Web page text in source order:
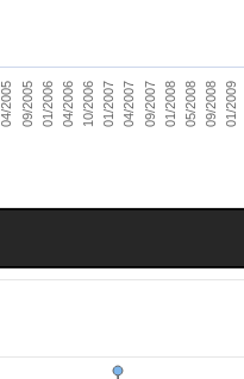
04/2005 09/2005 01/2006 04/2006 10/2006 01/2007 04/2007 09/2007 01/2008 05/2008 09/2008 01/2009